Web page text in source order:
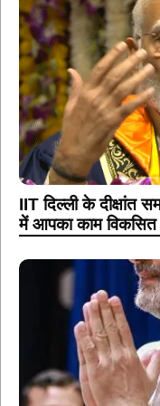
IIT दिल्ली के दीक्षांत
में आपका काम विकसित